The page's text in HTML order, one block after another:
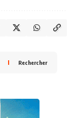
Rechercher